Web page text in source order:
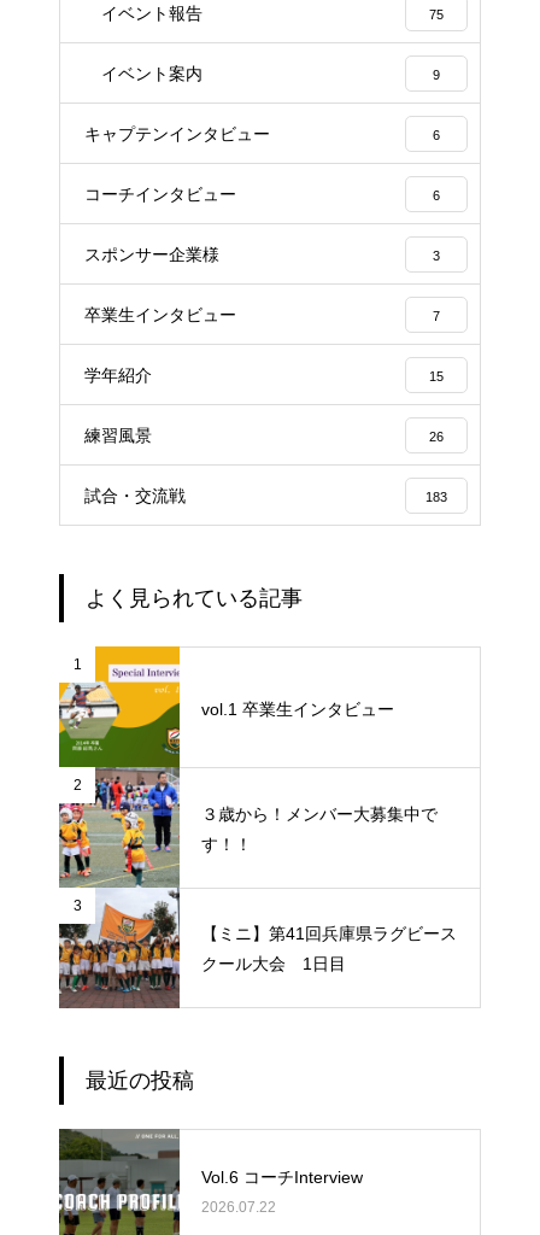
イベント報告 75
イベント案内 9
キャプテンインタビュー 6
コーチインタビュー 6
スポンサー企業様 3
卒業生インタビュー 7
学年紹介 15
練習風景 26
試合・交流戦 183
よく見られている記事
1
vol.1 卒業生インタビュー
2
３歳から！メンバー大募集中で
す！！
3
【ミニ】第41回兵庫県ラグビース
クール大会 1日目
最近の投稿
Vol.6 コーチInterview
2026.07.22